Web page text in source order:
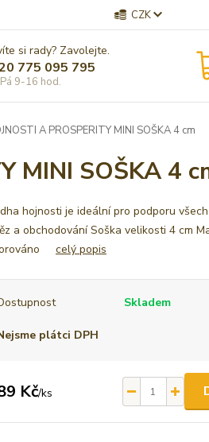
CZK
si rady? Zavolejte.
775 095 795
9-16 hod.
A PROSPERITY MINI SOŠKA 4 cm
MINI SOŠKA 4
hojnosti je ideální pro podporu
a obchodování Soška velikosti 4 cm
celý popis
Skladem
plátci DPH
Kč/ks